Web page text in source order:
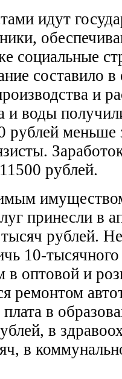
идут
социальные
составило
и
и воды
рублей меньше
рублей.
принесли в
рублей.
10-тысячного
оптовой и
ремонтом
в
в
в